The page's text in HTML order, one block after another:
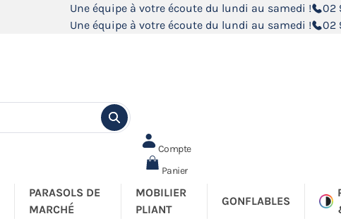
Une équipe à votre écoute du lundi au samedi ! 02
Une équipe à votre écoute du lundi au samedi !
02
Compte
Panier
PARASOLS DE
MARCHÉ
MOBILIER
PLIANT
GONFLABLES